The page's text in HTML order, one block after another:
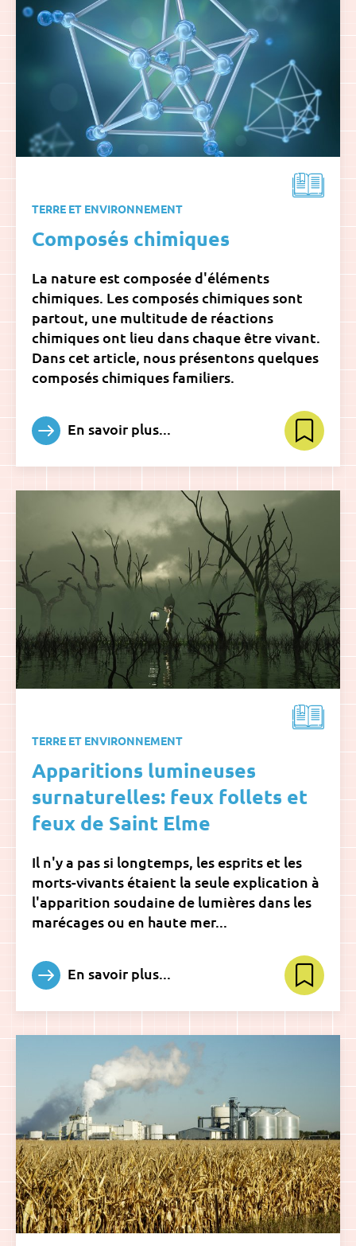
TERRE ET ENVIRONNEMENT
Composés chimiques
La nature est composée d'éléments
chimiques. Les composés chimiques sont
partout, une multitude de réactions
chimiques ont lieu dans chaque être vivant.
Dans cet article, nous présentons quelques
composés chimiques familiers.
En savoir plus...
TERRE ET ENVIRONNEMENT
Apparitions lumineuses
surnaturelles: feux follets et
feux de Saint Elme
Il n'y a pas si longtemps, les esprits et les
morts-vivants étaient la seule explication à
l'apparition soudaine de lumières dans les
marécages ou en haute mer...
En savoir plus...